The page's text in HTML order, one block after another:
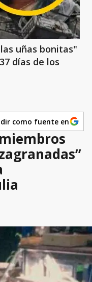
uñas bonitas"
días de los
como fuente en